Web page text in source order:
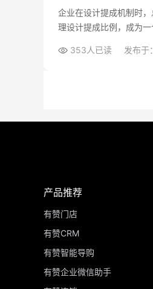
企业在设计提成机制时
理设计提成比例，成为一
353人已读 发布
产品推荐
有赞门店
有赞CRM
有赞智能导购
有赞企业微信助手